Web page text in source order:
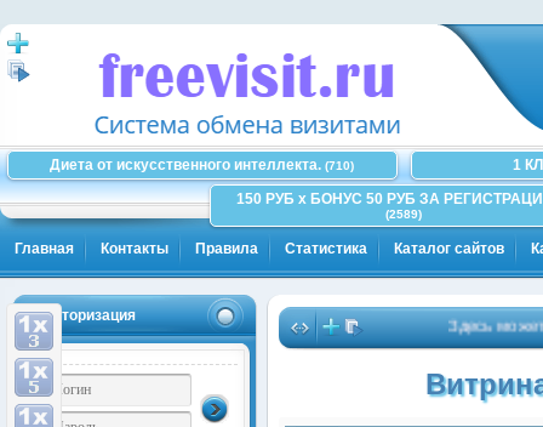
Диета от искусственного интеллекта. (710)
1
150 РУБ x БОНУС 50 РУБ ЗА
(2589)
Главная Контакты Правила Статистика Каталог сайтов
Авторизация
Здесь может